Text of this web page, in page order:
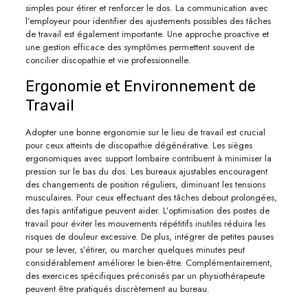
simples pour étirer et renforcer le dos. La communication avec
l’employeur pour identifier des ajustements possibles des tâches
de travail est également importante. Une approche proactive et
une gestion efficace des symptômes permettent souvent de
concilier discopathie et vie professionnelle.
Ergonomie et Environnement de
Travail
Adopter une bonne ergonomie sur le lieu de travail est crucial
pour ceux atteints de discopathie dégénérative. Les sièges
ergonomiques avec support lombaire contribuent à minimiser la
pression sur le bas du dos. Les bureaux ajustables encouragent
des changements de position réguliers, diminuant les tensions
musculaires. Pour ceux effectuant des tâches debout prolongées,
des tapis antifatigue peuvent aider. L’optimisation des postes de
travail pour éviter les mouvements répétitifs inutiles réduira les
risques de douleur excessive. De plus, intégrer de petites pauses
pour se lever, s’étirer, ou marcher quelques minutes peut
considérablement améliorer le bien-être. Complémentairement,
des exercices spécifiques préconisés par un physiothérapeute
peuvent être pratiqués discrètement au bureau.